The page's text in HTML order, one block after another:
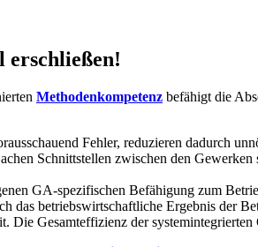
Methodenkompetenz befähigt die
Fehler, reduzieren dadurch
Schnittstellen zwischen den
GA-spezifischen Befähigung zum
das betriebswirtschaftliche Ergebnis der
Die Gesamteffizienz der